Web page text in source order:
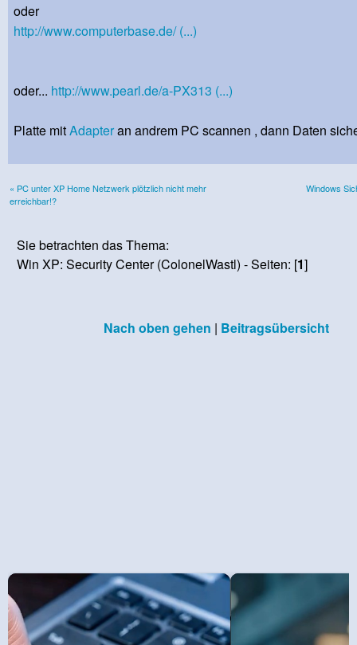
oder
http://www.computerbase.de/ (...)
oder... http://www.pearl.de/a-PX313 (...)
Platte mitAdapteran andrem PC scannen , dann Daten
« PC unter XP Home Netzwerk plötzlich nicht mehr
erreichbar!?
Windows
Sie betrachten das Thema:
Win XP: Security Center (ColonelWastl) - Seiten: [1]
Nach oben gehen | Beitragsübersicht